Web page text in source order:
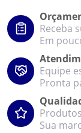
Receba
Em
Equipe
Pronta
Sua